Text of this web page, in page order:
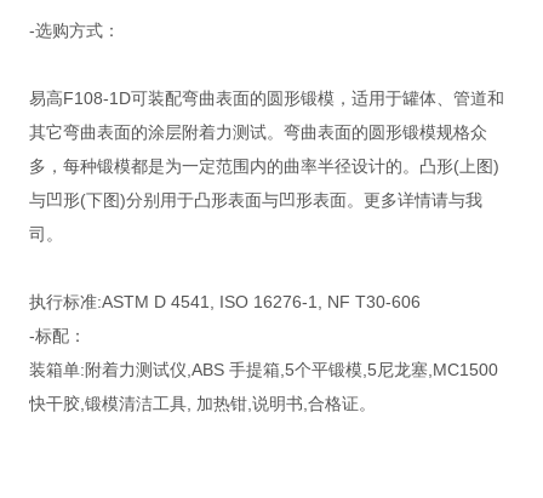
-选购方式：
易高F108-1D可装配弯曲表面的圆形锻模，适用于罐体、管道和
其它弯曲表面的涂层附着力测试。弯曲表面的圆形锻模规格众
多，每种锻模都是为一定范围内的曲率半径设计的。凸形(上图)
与凹形(下图)分别用于凸形表面与凹形表面。更多详情请与我
司。
执行标准:ASTM D 4541, ISO 16276-1, NF T30-606
-标配：
装箱单:附着力测试仪,ABS 手提箱,5个平锻模,5尼龙塞,MC1500
快干胶,锻模清洁工具, 加热钳,说明书,合格证。